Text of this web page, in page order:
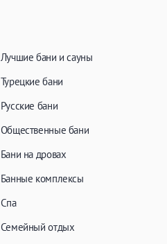
Лучшие бани и сауны
Турецкие бани
Русские бани
Общественные бани
Бани на дровах
Банные комплексы
Спа
Семейный отдых